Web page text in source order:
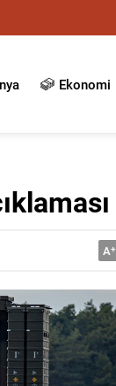
Ekonomi
A+